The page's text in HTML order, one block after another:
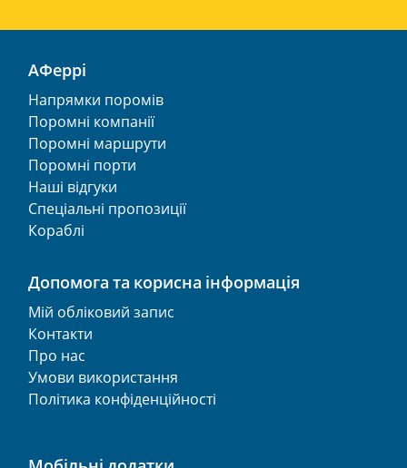
АФеррі
Напрямки поромів
Поромні компанії
Поромні маршрути
Поромні порти
Наші відгуки
Спеціальні пропозиції
Кораблі
Допомога та корисна інформація
Мій обліковий запис
Контакти
Про нас
Умови використання
Політика конфіденційності